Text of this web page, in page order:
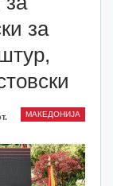
за
МАКЕДОНИЈА